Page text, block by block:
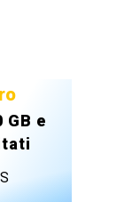
GB e